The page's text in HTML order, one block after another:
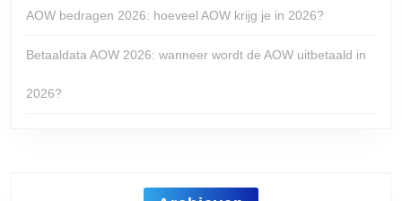
AOW bedragen 2026: hoeveel AOW krijg je in 2026?
Betaaldata AOW 2026: wanneer wordt de AOW uitbetaald in
2026?